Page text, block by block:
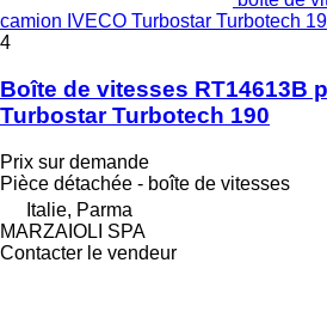
camion IVECO Turbostar Turbotech
4
Boîte de vitesses RT14613B
Turbostar Turbotech 190
Prix sur demande
Pièce détachée - boîte de vitesses
Italie, Parma
MARZAIOLI SPA
Contacter le vendeur